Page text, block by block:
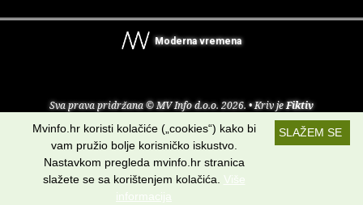
Moderna vremena
Sva prava pridržana © MV Info d.o.o. 2026. • Kriv jeFiktiv
O nama• Pomoć• Uvjeti korištenja•RSS kanali
Potraži nas na:
SLAŽEM SE
Mvinfo.hr koristi kolačiće („cookies“) kako bi
vam pružio bolje korisničko iskustvo.
Nastavkom pregleda mvinfo.hr stranica
slažete se sa korištenjem kolačića. Više
informacija